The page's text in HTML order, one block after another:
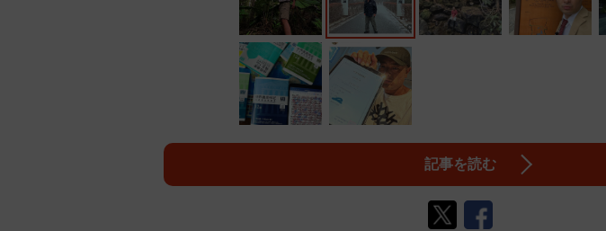
記事を読む